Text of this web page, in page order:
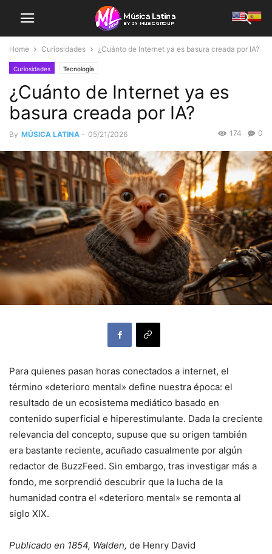
Home Curiosidades ¿Cuánto de Internet ya es basura creada por IA?
Curiosidades Tecnología
¿Cuánto de Internet ya es
basura creada por IA?
By MÚSICA LATINA - 05/21/2026 0
174
Para quienes pasan horas conectados a internet, el
término «deterioro mental» define nuestra época: el
resultado de un ecosistema mediático basado en
contenido superficial e hiperestimulante. Dada la creciente
relevancia del concepto, supuse que su origen también
era bastante reciente, acuñado casualmente por algún
redactor de BuzzFeed. Sin embargo, tras investigar más a
fondo, me sorprendió descubrir que la lucha de la
humanidad contra el «deterioro mental» se remonta al
siglo XIX.
Publicado en 1854, Walden, de Henry David